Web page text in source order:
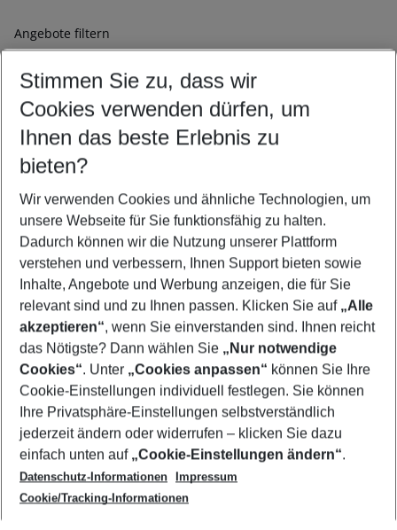
Angebote filtern
Ändern Sie Ihre Kriterien nach Ihren Wünschen
Abflughafen wählen
Beliebiger Abflughafen
Reisezeitraum wählen
08.08.26– 06.08.27 5-8 Nächte
2 Erwachsene Keine Kinder
Mehr Filter anzeigen
Footer
Footer navigation
Über uns
AGB
Cookie-Einstellungen ändern
Cookie-Richtlinie
Datenschutz
Service & Hilfe
Barrierefreies Reisen
Check-in
Folgen Sie uns
Stimmen Sie zu, dass wir
Cookies verwenden dürfen, um
Ihnen das beste Erlebnis zu
bieten?
Wir verwenden Cookies und ähnliche Technologien, um
unsere Webseite für Sie funktionsfähig zu halten.
Dadurch können wir die Nutzung unserer Plattform
verstehen und verbessern, Ihnen Support bieten sowie
Inhalte, Angebote und Werbung anzeigen, die für Sie
relevant sind und zu Ihnen passen. Klicken Sie auf „Alle
akzeptieren“, wenn Sie einverstanden sind. Ihnen reicht
das Nötigste? Dann wählen Sie „Nur notwendige
Cookies“. Unter „Cookies anpassen“ können Sie Ihre
Cookie-Einstellungen individuell festlegen. Sie können
Ihre Privatsphäre-Einstellungen selbstverständlich
jederzeit ändern oder widerrufen – klicken Sie dazu
einfach unten auf „Cookie-Einstellungen ändern“.
Datenschutz-Informationen
Impressum
Cookie/Tracking-Informationen